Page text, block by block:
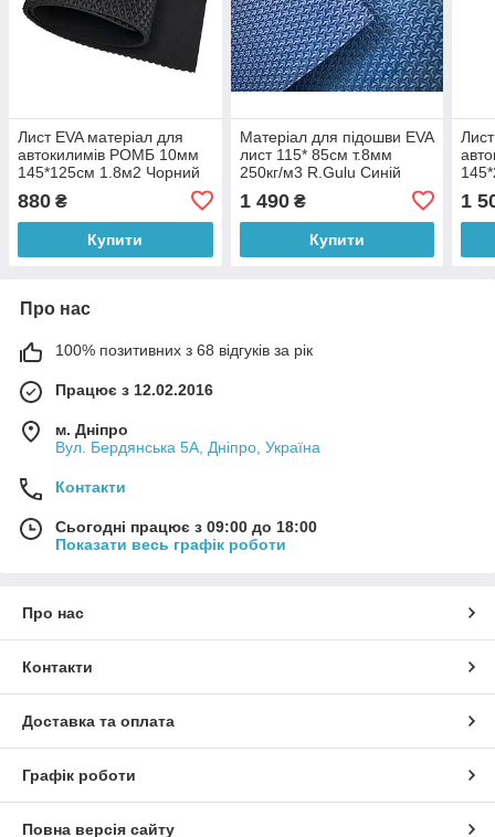
Лист EVA матеріал для
автокилимів РОМБ 10мм
145*125см 1.8м2 Чорний
880 ₴
Купити
Матеріал для підошви EVA
лист 115* 85см т.8мм
250кг/м3 R.Gulu Синій
1 490₴
Купити
1
Про нас
100% позитивних з 68 відгуків за рік
Працює з 12.02.2016
м. Дніпро
Вул. Бердянська 5А, Дніпро, Україна
Контакти
Сьогодні працює з 09:00 до 18:00
Показати весь графік роботи
Про нас
Контакти
Доставка та оплата
Графік роботи
Повна версія сайту